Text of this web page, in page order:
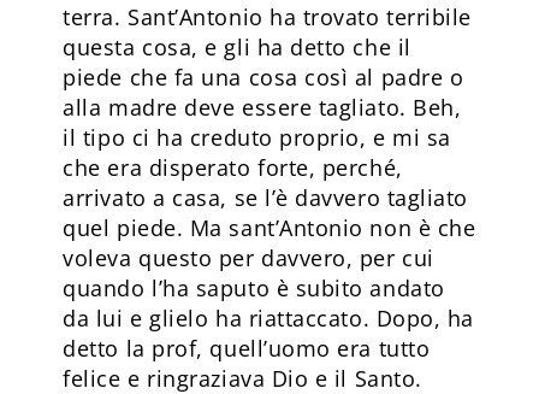
terra. Sant’Antonio ha trovato terribile
questa cosa, e gli ha detto che il
piede che fa una cosa così al padre o
alla madre deve essere tagliato. Beh,
il tipo ci ha creduto proprio, e mi sa
che era disperato forte, perché,
arrivato a casa, se l’è davvero tagliato
quel piede. Ma sant’Antonio non è che
voleva questo per davvero, per cui
quando l’ha saputo è subito andato
da lui e glielo ha riattaccato. Dopo, ha
detto la prof, quell’uomo era tutto
felice e ringraziava Dio e il Santo.